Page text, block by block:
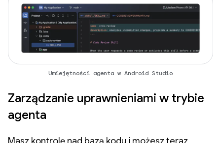
Umiejętności agenta w Android Studio
Zarządzanie uprawnieniami w trybie
agenta